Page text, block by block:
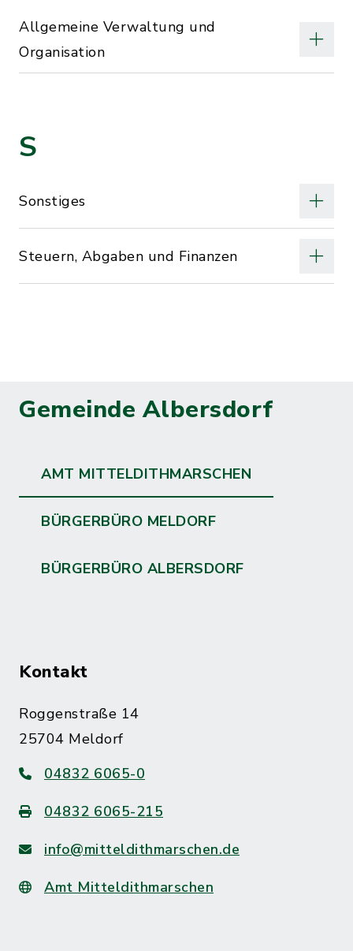
Allgemeine Verwaltung und
Organisation
S
Sonstiges
Steuern, Abgaben und Finanzen
Gemeinde Albersdorf
AMT MITTELDITHMARSCHEN
BÜRGERBÜRO MELDORF
BÜRGERBÜRO ALBERSDORF
Kontakt
Roggenstraße 14
25704 Meldorf
04832 6065-0
04832 6065-215
info@mitteldithmarschen.de
Amt Mitteldithmarschen